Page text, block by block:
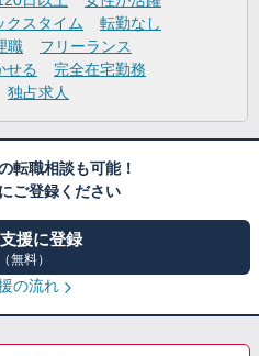
クスタイム
転勤なし
職
フリーランス
せる
完全在宅勤務
独占求人
転職相談も可能！
ご登録ください
援に登録
（無料）
の流れ